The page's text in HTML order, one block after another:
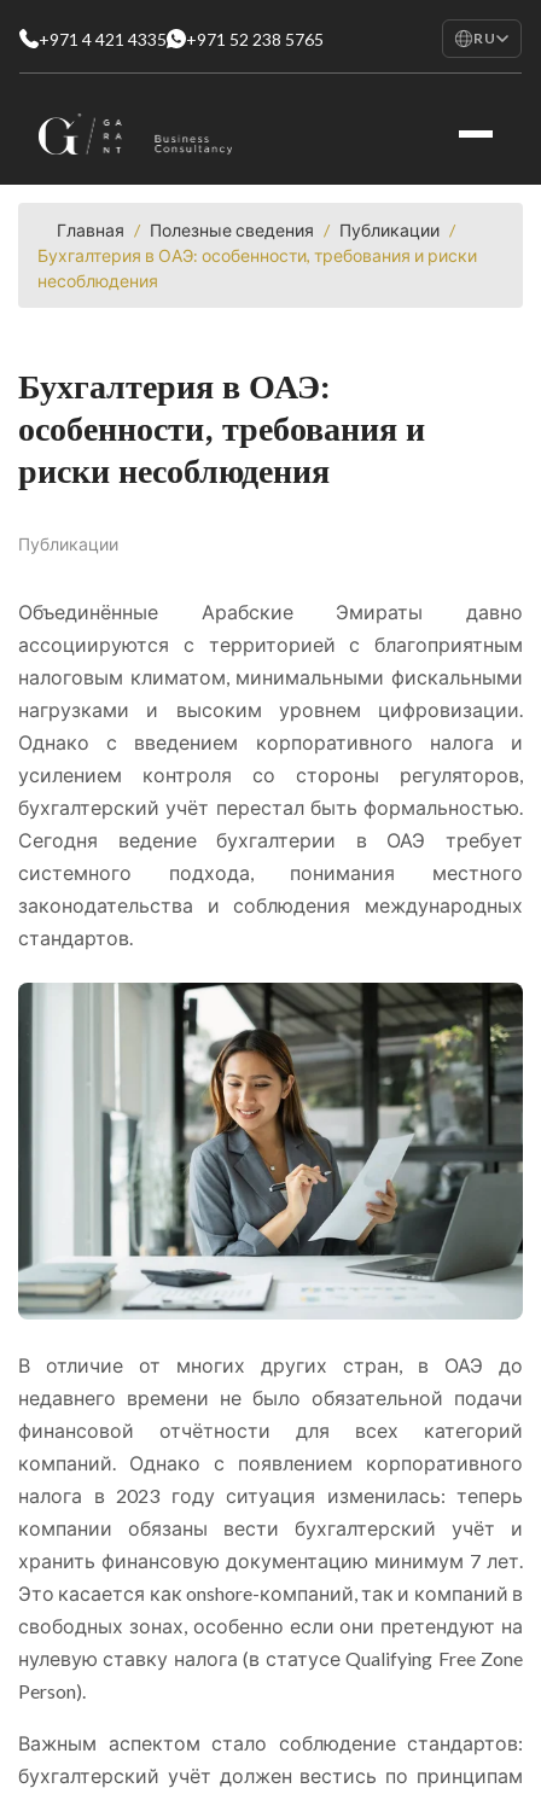
+971 4 421 4335 +971 52 238 5765 RU
Français
AR
Главная / Полезные сведения / Публикации /
Бухгалтерия в ОАЭ: особенности, требования и риски
несоблюдения
Бухгалтерия в ОАЭ:
особенности, требования и
риски несоблюдения
Публикации
Объединённые Арабские Эмираты давно
ассоциируются с территорией с благоприятным
налоговым климатом, минимальными фискальными
нагрузками и высоким уровнем цифровизации.
Однако с введением корпоративного налога и
усилением контроля со стороны регуляторов,
бухгалтерский учёт перестал быть формальностью.
Сегодня ведение бухгалтерии в ОАЭ требует
системного подхода, понимания местного
законодательства и соблюдения международных
стандартов.
В отличие от многих других стран, в ОАЭ до
недавнего времени не было обязательной подачи
финансовой отчётности для всех категорий
компаний. Однако с появлением корпоративного
налога в 2023 году ситуация изменилась: теперь
компании обязаны вести бухгалтерский учёт и
хранить финансовую документацию минимум 7 лет.
Это касается как onshore-компаний, так и компаний в
свободных зонах, особенно если они претендуют на
нулевую ставку налога (в статусе Qualifying Free Zone
Person).
Важным аспектом стало соблюдение стандартов:
бухгалтерский учёт должен вестись по принципам